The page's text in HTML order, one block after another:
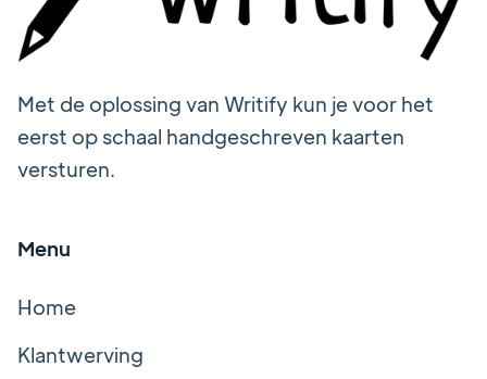
Met de oplossing van Writify kun je voor het
eerst op schaal handgeschreven kaarten
versturen.
Menu
Home
Klantwerving